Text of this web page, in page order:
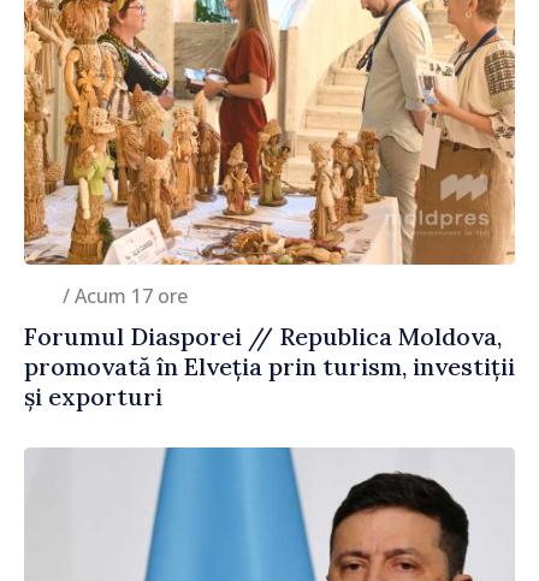
/ Acum 17 ore
Forumul Diasporei // Republica Moldova,
promovată în Elveția prin turism, investiții
și exporturi